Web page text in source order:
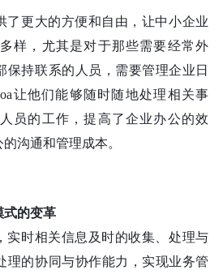
了更大的方便和自由，让中小企业
样，尤其是对于那些需要经常外
保持联系的人员，需要管理企业日
让他们能够随时随地处理相关事
员的工作，提高了企业办公的效
沟通和管理成本。
式的变革
实时相关信息及时的收集、处理与
理的协同与协作能力，实现业务管